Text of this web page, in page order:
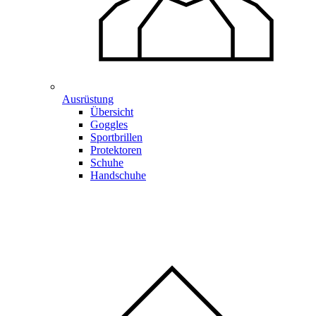
Ausrüstung
Übersicht
Goggles
Sportbrillen
Protektoren
Schuhe
Handschuhe